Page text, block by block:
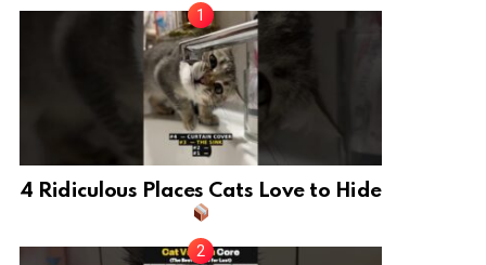
4 Ridiculous Places Cats Love to Hide